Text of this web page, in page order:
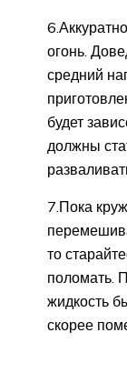
огонь.
средний
будет
должны
7.Пока
то
поломать.
жидкость
скорее